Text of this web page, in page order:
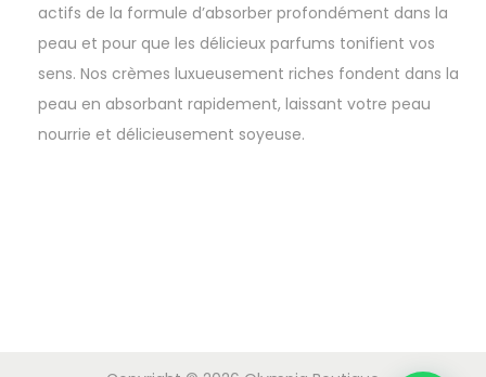
actifs de la formule d’absorber profondément dans la
peau et pour que les délicieux parfums tonifient vos
sens. Nos crèmes luxueusement riches fondent dans la
peau en absorbant rapidement, laissant votre peau
nourrie et délicieusement soyeuse.